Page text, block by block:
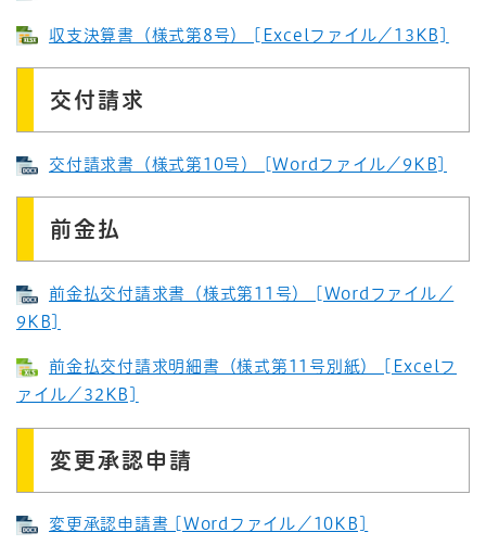
収支決算書（様式第8号） [Excelファイル／13KB]
交付請求
交付請求書（様式第10号） [Wordファイル／9KB]
前金払
前金払交付請求書（様式第11号） [Wordファイル／
9KB]
前金払交付請求明細書（様式第11号別紙） [Excelフ
ァイル／32KB]
変更承認申請
変更承認申請書 [Wordファイル／10KB]